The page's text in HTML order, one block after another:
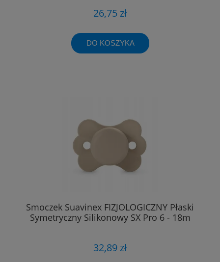
26,75 zł
DO KOSZYKA
Smoczek Suavinex FIZJOLOGICZNY Płaski
Symetryczny Silikonowy SX Pro 6 - 18m
32,89 zł